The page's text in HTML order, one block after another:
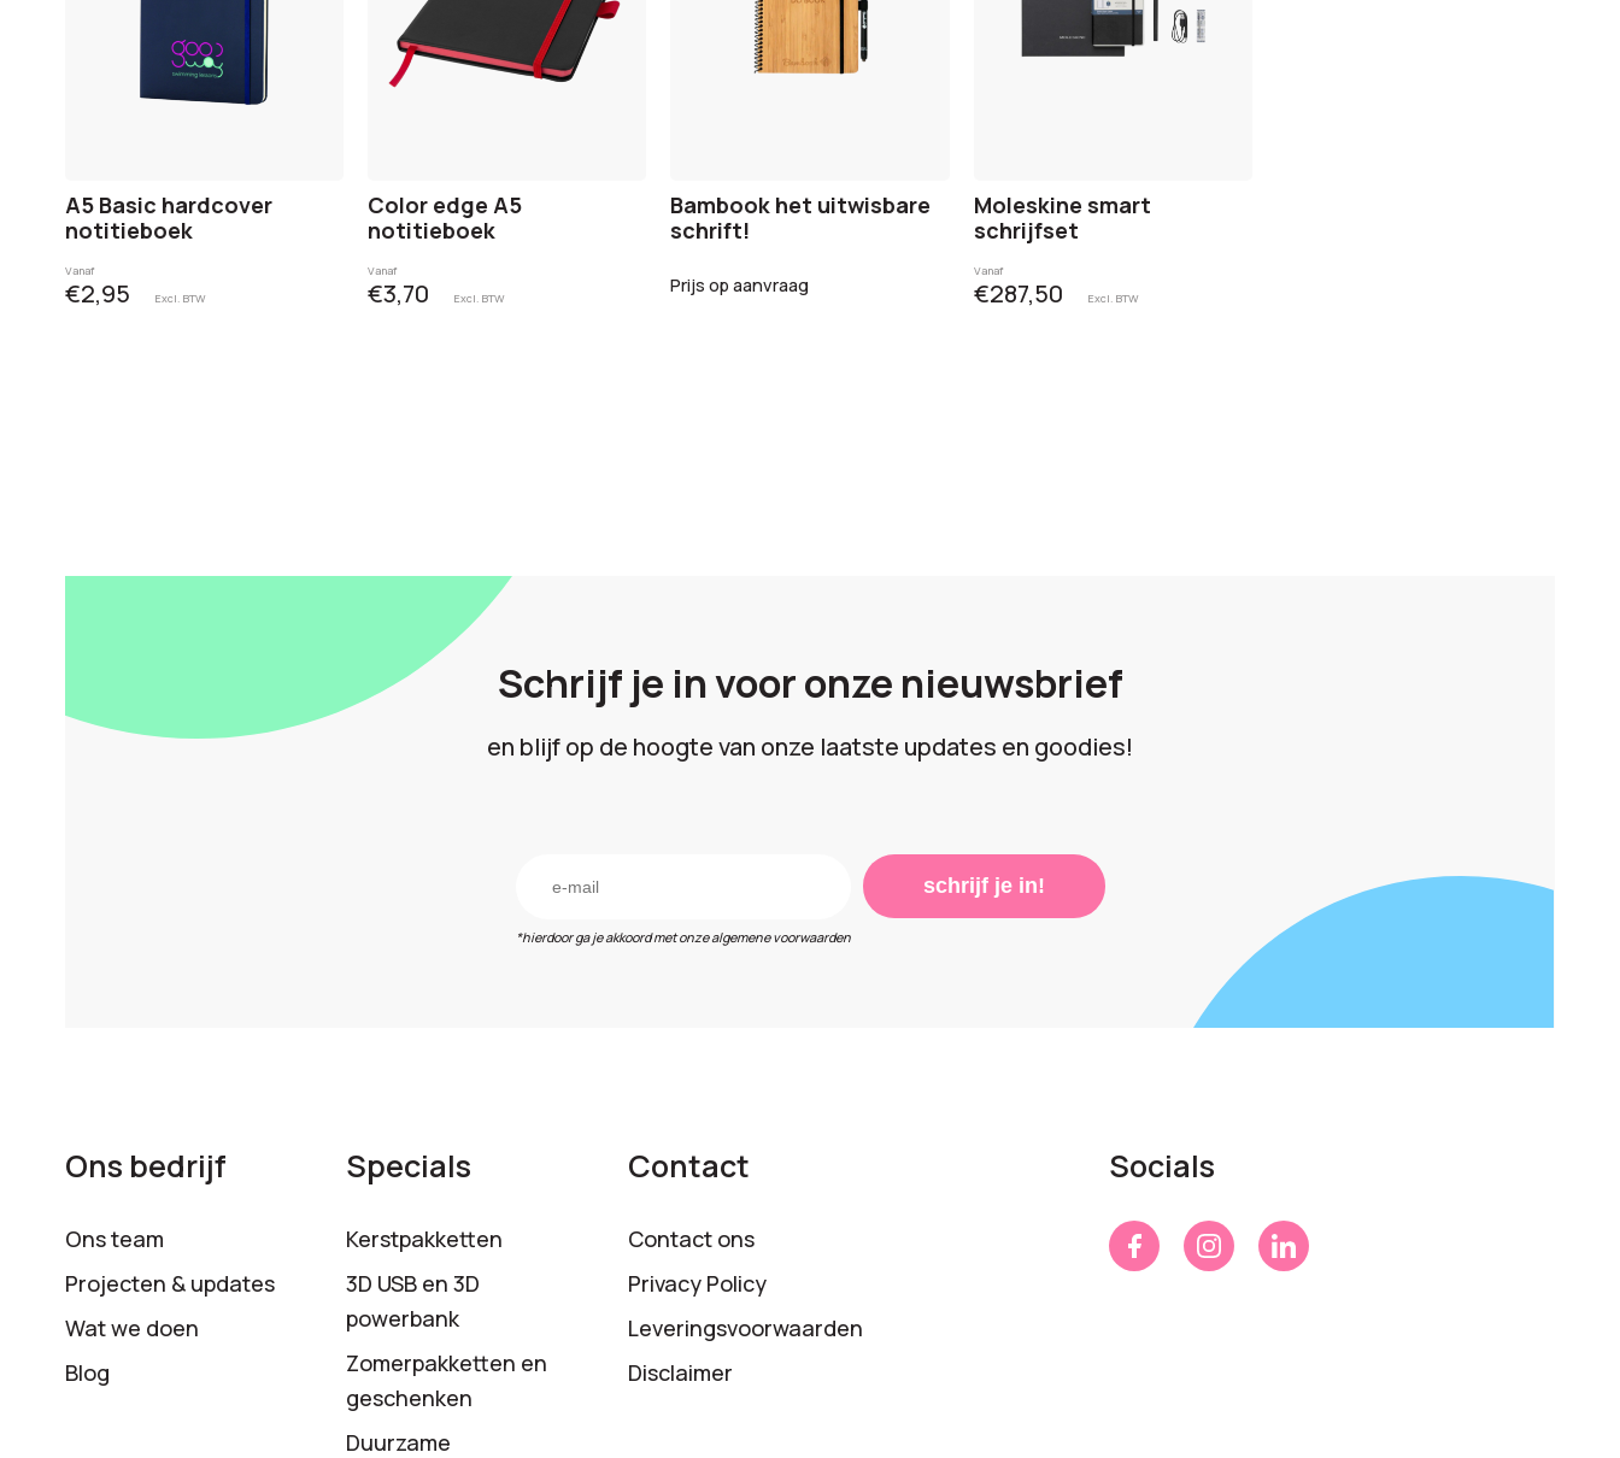
A5 Basic hardcover
notitieboek
Vanaf
€2,95 Excl. BTW
Color edge A5
notitieboek
Vanaf
€3,70 Excl. BTW
Bambook het uitwisbare
schrift!
Prijs op aanvraag
Moleskine smart
schrijfset
Vanaf
€287,50 Excl. BTW
Schrijf je in voor onze nieuwsbrief
en blijf op de hoogte van onze laatste updates en goodies!
*hierdoor ga je akkoord met onze algemene voorwaarden
schrijf je in!
Ons bedrijf
Ons team
Projecten & updates
Wat we doen
Blog
Specials
Kerstpakketten
3D USB en 3D
powerbank
Zomerpakketten en
geschenken
Duurzame
Contact
Contact ons
Privacy Policy
Leveringsvoorwaarden
Disclaimer
Socials